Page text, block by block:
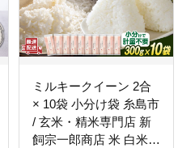
ミルキークイーン 2合
× 10袋 小分け袋 糸島市
/ 玄米・精米専門店 新
飼宗一郎商店 米 白米